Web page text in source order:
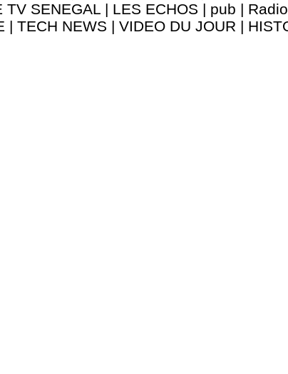
TV SENEGAL | LES ECHOS | pub |
| TECH NEWS | VIDEO DU JOUR |